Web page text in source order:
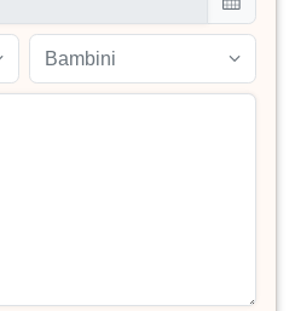
Bambini